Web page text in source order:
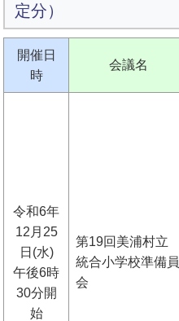
定分）
開催日
時
会議名
令和6年
12月25
日(水)
午後6時
30分開
始
第19回美浦村立
統合小学校準備員
会